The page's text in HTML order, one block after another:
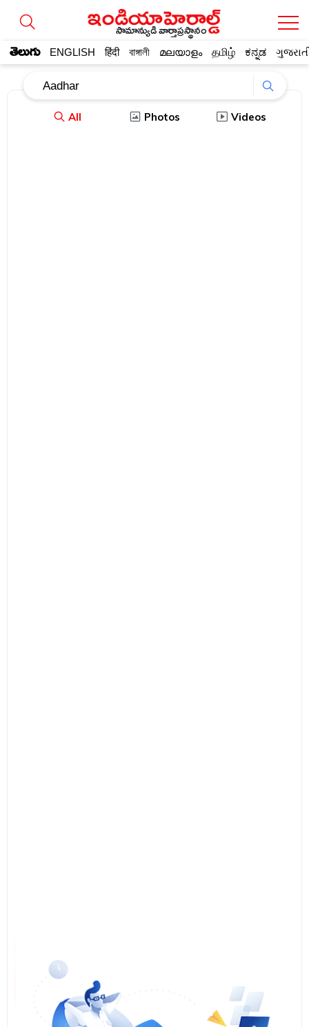
సామాన్యుడి వార్తాప్రస్థానం
తెలుగు ENGLISH हिंदी বাঙ্গালী മലയാളം தமிழ் ಕನ್ನಡ
All Photos Videos